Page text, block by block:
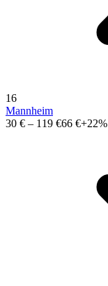
16
Mannheim
30 € – 119 €66 €+22%